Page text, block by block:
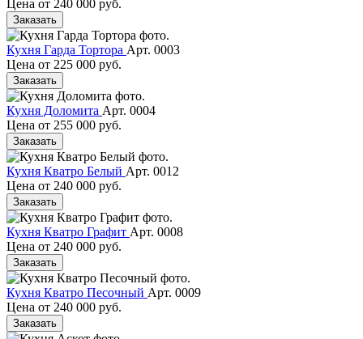
Цена от 240 000 руб.
Заказать
Кухня Гарда Тортора Арт. 0003
Цена от 225 000 руб.
Заказать
Кухня Доломита Арт. 0004
Цена от 255 000 руб.
Заказать
Кухня Кватро Белый Арт. 0012
Цена от 240 000 руб.
Заказать
Кухня Кватро Графит Арт. 0008
Цена от 240 000 руб.
Заказать
Кухня Кватро Песочный Арт. 0009
Цена от 240 000 руб.
Заказать